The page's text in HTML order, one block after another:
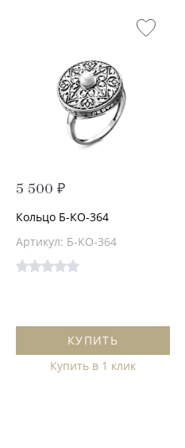
5 500 ₽
Кольцо Б-КО-364
Артикул: Б-КО-364
КУПИТЬ
Купить в 1 клик